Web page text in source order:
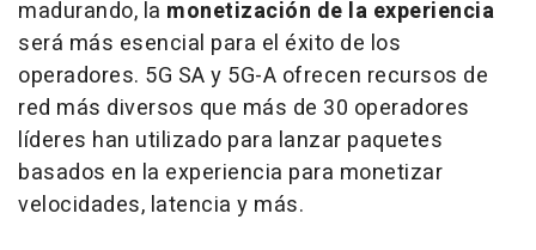
madurando, la monetización de la experiencia
será más esencial para el éxito de los
operadores. 5G SA y 5G-A ofrecen recursos de
red más diversos que más de 30 operadores
líderes han utilizado para lanzar paquetes
basados en la experiencia para monetizar
velocidades, latencia y más.